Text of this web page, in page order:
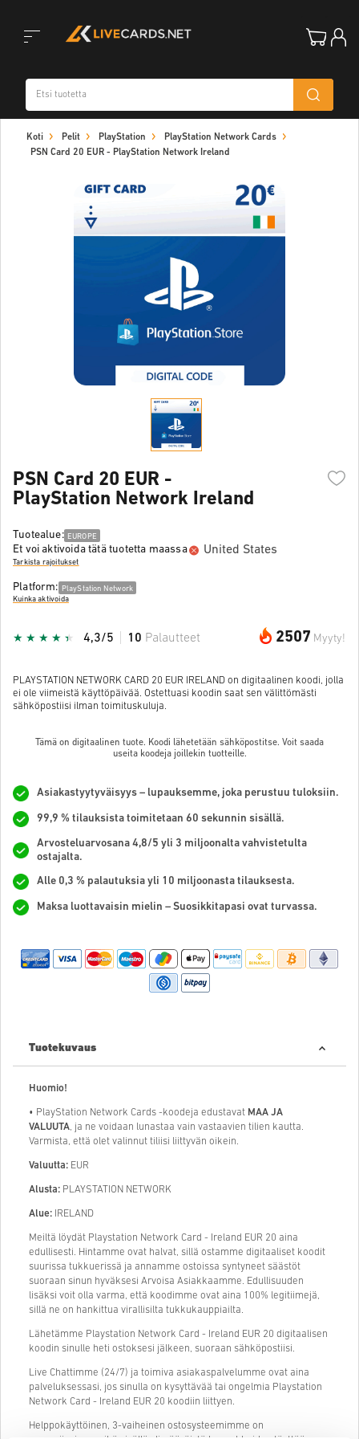
navigation
Koti Pelit PlayStation
PlayStation Network Cards
PSN Card 20 EUR - PlayStation Network Ireland
PSN Card 20 EUR -
PlayStation Network Ireland
Tuotealue: EUROPE
Et voi aktivoida tätä tuotetta maassa United States
Tarkista rajoitukset
Platform: PlayStation Network
Kuinka aktivoida
2507 Myyty!
4,3/5 10 Palautteet
PLAYSTATION NETWORK CARD 20 EUR IRELAND on digitaalinen koodi, jolla
ei ole viimeistä käyttöpäivää. Ostettuasi koodin saat sen välittömästi
sähköpostiisi ilman toimituskuluja.
Tämä on digitaalinen tuote. Koodi lähetetään sähköpostitse. Voit saada
useita koodeja joillekin tuotteille.
Asiakastyytyväisyys – lupauksemme, joka perustuu tuloksiin.
99,9 % tilauksista toimitetaan 60 sekunnin sisällä.
Arvosteluarvosana 4,8/5 yli 3 miljoonalta vahvistetulta
ostajalta.
Alle 0,3 % palautuksia yli 10 miljoonasta tilauksesta.
Maksa luottavaisin mielin – Suosikkitapasi ovat turvassa.
Tuotekuvaus
Huomio!
• PlayStation Network Cards -koodeja edustavat MAA JA
VALUUTA, ja ne voidaan lunastaa vain vastaavien tilien kautta.
Varmista, että olet valinnut tiliisi liittyvän oikein.
Valuutta: EUR
Alusta: PLAYSTATION NETWORK
Alue: IRELAND
Meiltä löydät Playstation Network Card - Ireland EUR 20 aina
edullisesti. Hintamme ovat halvat, sillä ostamme digitaaliset koodit
suurissa tukkuerissä ja annamme ostoissa syntyneet säästöt
suoraan sinun hyväksesi Arvoisa Asiakkaamme. Edullisuuden
lisäksi voit olla varma, että koodimme ovat aina 100% legitiimejä,
sillä ne on hankittua virallisilta tukkukauppiailta.
Lähetämme Playstation Network Card - Ireland EUR 20 digitaalisen
koodin sinulle heti ostoksesi jälkeen, suoraan sähköpostiisi.
Live Chattimme (24/7) ja toimiva asiakaspalvelumme ovat aina
palveluksessasi, jos sinulla on kysyttävää tai ongelmia Playstation
Network Card - Ireland EUR 20 koodiin liittyen.
Helppokäyttöinen, 3-vaiheinen ostosysteemimme on